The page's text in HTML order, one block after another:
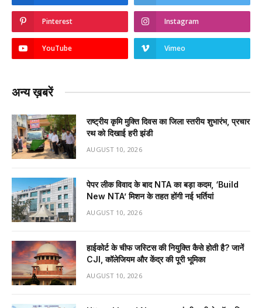
Pinterest Instagram
YouTube Vimeo
अन्य ख़बरें
राष्ट्रीय कृमि मुक्ति दिवस का जिला स्तरीय शुभारंभ, प्रचार
रथ को दिखाई हरी झंडी
AUGUST 10, 2026
पेपर लीक विवाद के बाद NTA का बड़ा कदम, ‘Build
New NTA’ मिशन के तहत होंगी नई भर्तियां
AUGUST 10, 2026
हाईकोर्ट के चीफ जस्टिस की नियुक्ति कैसे होती है? जानें
CJI, कॉलेजियम और केंद्र की पूरी भूमिका
AUGUST 10, 2026